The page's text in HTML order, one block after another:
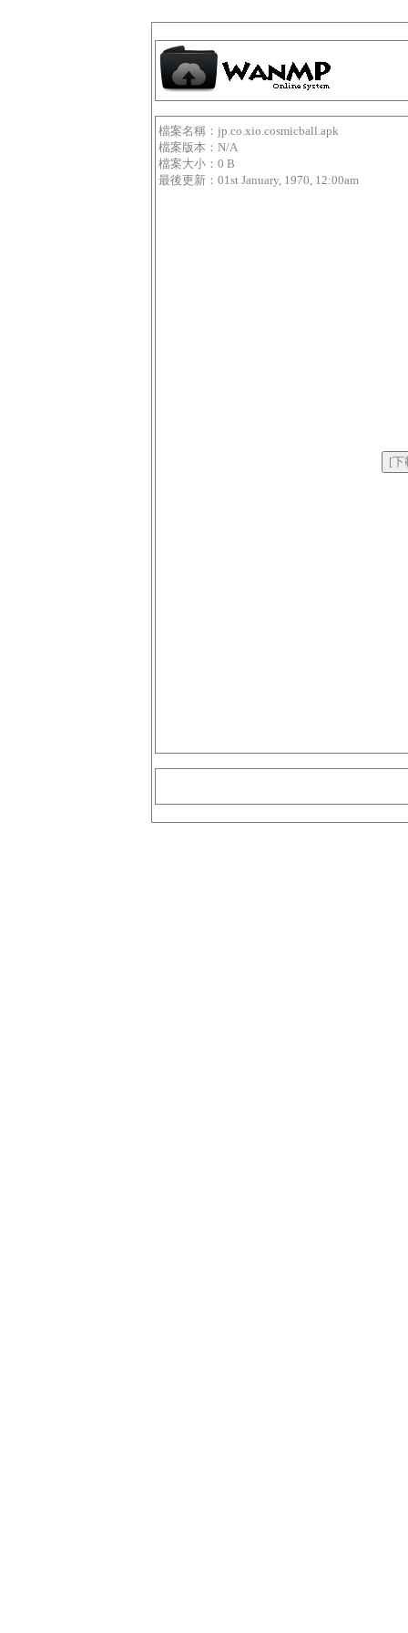
檔案名稱：jp.co.xio.cosmicball.apk
檔案版本：N/A
檔案大小：0 B
最後更新：01st January, 1970, 12:00am